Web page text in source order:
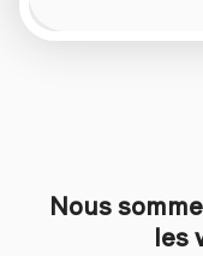
Nous
les